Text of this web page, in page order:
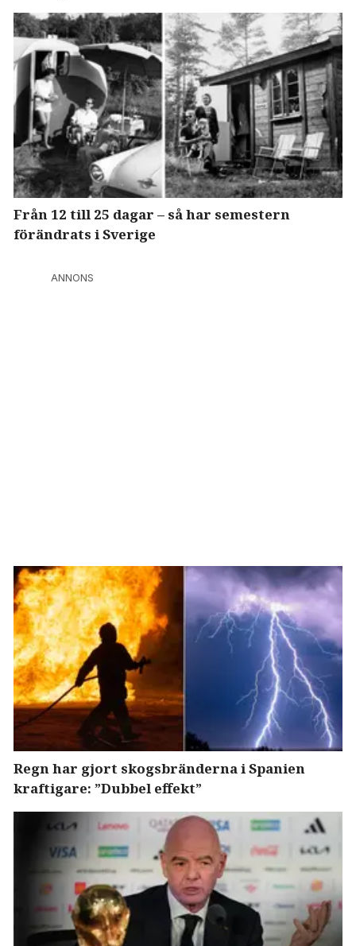
Från 12 till 25 dagar – så har semestern
förändrats i Sverige
ANNONS
Regn har gjort skogsbränderna i Spanien
kraftigare: ”Dubbel effekt”